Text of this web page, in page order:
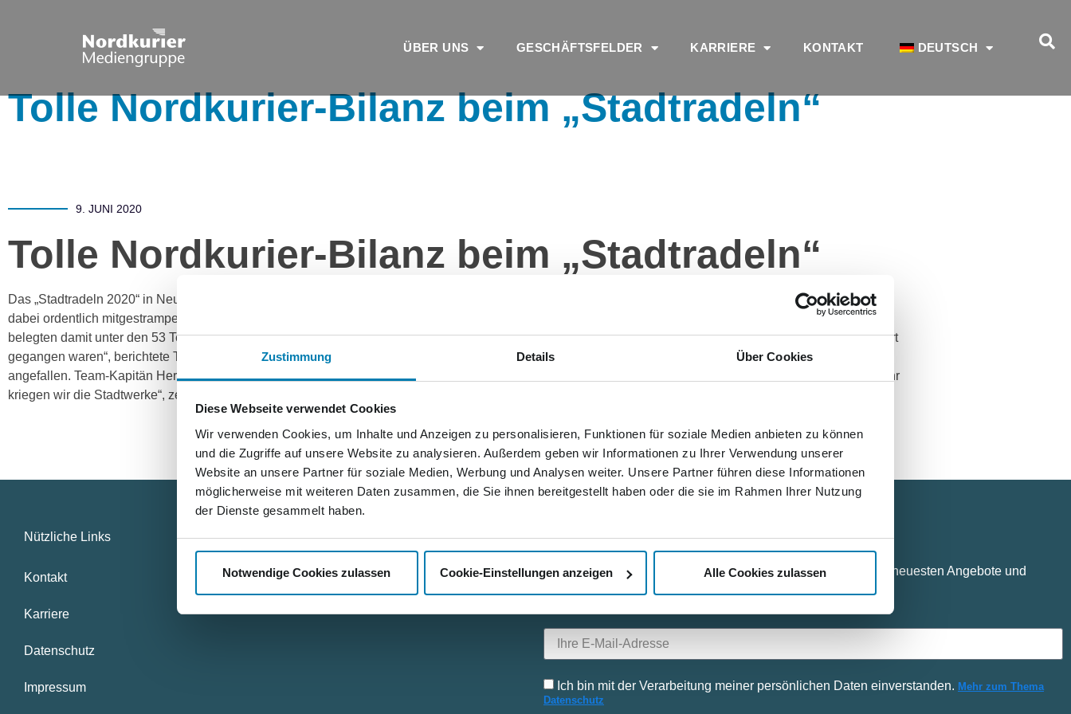
Zustimmung Details Über Cookies
Diese Webseite verwendet Cookies
Wir verwenden Cookies, um Inhalte und Anzeigen zu personalisieren, Funktionen für soziale Medien anbieten zu können
und die Zugriffe auf unsere Website zu analysieren. Außerdem geben wir Informationen zu Ihrer Verwendung unserer
Website an unsere Partner für soziale Medien, Werbung und Analysen weiter. Unsere Partner führen diese Informationen
möglicherweise mit weiteren Daten zusammen, die Sie ihnen bereitgestellt haben oder die sie im Rahmen Ihrer Nutzung
der Dienste gesammelt haben.
Notwendige Cookies zulassen Cookie-Einstellungen anzeigen Alle Cookies zulassen
ÜBER UNS GESCHÄFTSFELDER KARRIERE KONTAKT DEUTSCH
Tolle Nordkurier-Bilanz beim „Stadtradeln“
9. JUNI 2020
Tolle Nordkurier-Bilanz beim „Stadtradeln“
Das „Stadtradeln 2020“ in Neubrandenburg ist mit einem neuen Streckenrekord zu Ende gegangen, und Mitarbeiter aus dem Nordkurier-Medienhaus haben
dabei ordentlich mitgestrampelt. „2.336 Kilometer legten die sieben ‚Nordkuriere auf zwei Rädern‘ bei der bundesweiten Klimaschutzaktion zurück und
belegten damit unter den 53 Teams einen äußerst achtbaren 14. Platz – nur knapp hinter den Stadtwerken, die auch mit doppelt so vielen Fahrern an den Start
gegangen waren“, berichtete Team-Kapitän Mirko Hertrich. Hätte man die Gesamtstrecke mit dem Auto zurückgelegt, wären 343 Kilogramm Kohlenstoffdioxid
angefallen. Team-Kapitän Hertrich bedankt sich auf diesem Weg bei den Teilnehmern für die tolle Leistung im Zeichen des Umweltschutzes. „Im nächsten Jahr
kriegen wir die Stadtwerke“, zeigte sich der Neubrandenburger Chefreporter zuversichtlich und schon jetzt angriffslustig.
Nützliche Links
Kontakt
Karriere
Datenschutz
Impressum
Bleiben Sie mit uns in Kontakt
Informationen rund um die Nordkurier Mediengruppe und ihre neuesten Angebote und
Produkte erhalten Sie regelmäßig über unseren Newsletter.
Ich bin mit der Verarbeitung meiner persönlichen Daten einverstanden. Mehr zum Thema
Datenschutz